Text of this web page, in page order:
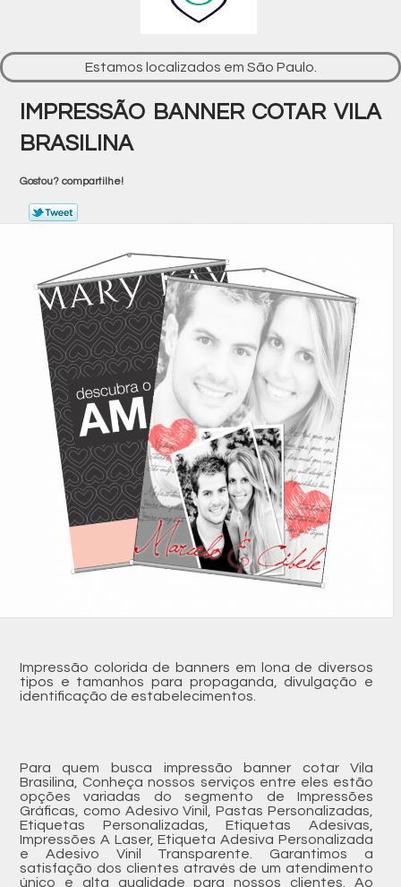
Estamos localizados em São Paulo.
IMPRESSÃO BANNER COTAR VILA
BRASILINA
Gostou? compartilhe!
Impressão colorida de banners em lona de diversos
tipos e tamanhos para propaganda, divulgação e
identificação de estabelecimentos.
Para quem busca impressão banner cotar Vila
Brasilina, Conheça nossos serviços entre eles estão
opções variadas do segmento de Impressões
Gráficas, como Adesivo Vinil, Pastas Personalizadas,
Etiquetas Personalizadas, Etiquetas Adesivas,
Impressões A Laser, Etiqueta Adesiva Personalizada
e Adesivo Vinil Transparente. Garantimos a
satisfação dos clientes através de um atendimento
único e alta qualidade para nossos clientes. Ao